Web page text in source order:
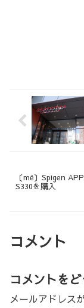
〔më〕Spigen
S330を購入
コメント
コメントを
メールアドレス